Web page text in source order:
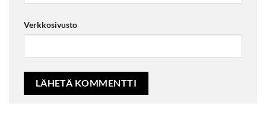
Verkkosivusto